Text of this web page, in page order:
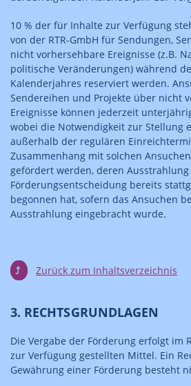
10 % der für Inhalte zur Verfügung
von der RTR-GmbH für Sendungen,
nicht vorhersehbare Ereignisse (z.B.
politische Veränderungen) während
Kalenderjahres reserviert werden.
Sendereihen und Projekte über nicht
Ereignisse können jederzeit
wobei die Notwendigkeit zur Stellung
außerhalb der regulären
Zusammenhang mit solchen
gefördert werden, deren
Förderungsentscheidung bereits
begonnen hat, sofern das Ansuchen
Ausstrahlung eingebracht wurde.
⤴ Zurück zum Inhaltsverzeichnis
3. RECHTSGRUNDLAGEN
Die Vergabe der Förderung erfolgt im
zur Verfügung gestellten Mittel. Ein
Gewährung einer Förderung besteht